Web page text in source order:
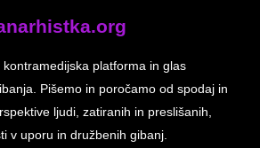
platforma in glas
Pišemo in poročamo od spodaj in
ljudi, zatiranih in preslišanih,
v uporu in družbenih gibanj.